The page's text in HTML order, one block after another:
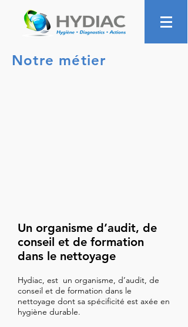
Notre métier
Un organisme d’audit, de
conseil et de formation
dans le nettoyage
Hydiac, est un organisme, d’audit, de
conseil et de formation dans le
nettoyage dont sa spécificité est axée en
hygiène durable.